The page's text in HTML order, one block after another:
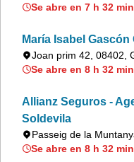
Se abre en 7 h 32
María Isabel Gascón
Joan prim 42, 08402,
Se abre en 8 h 32
Allianz Seguros -
Soldevila
Passeig de la
Se abre en 8 h 32